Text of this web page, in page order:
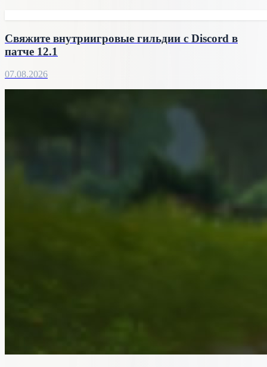
Свяжите внутриигровые гильдии с Discord в
патче 12.1
07.08.2026